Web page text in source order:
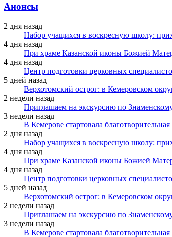
Анонсы
2 дня назад
Набор учащихся в воскресную школу:
4 дня назад
При храме Казанской иконы Божией
4 дня назад
Центр подготовки церковных
5 дней назад
Верхотомский острог: в Кемеровском
2 недели назад
Приглашаем на экскурсию по
3 недели назад
В Кемерове стартовала
2 дня назад
Набор учащихся в воскресную школу:
4 дня назад
При храме Казанской иконы Божией
4 дня назад
Центр подготовки церковных
5 дней назад
Верхотомский острог: в Кемеровском
2 недели назад
Приглашаем на экскурсию по
3 недели назад
В Кемерове стартовала